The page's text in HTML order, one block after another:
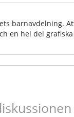
barnavdelning.
en hel del